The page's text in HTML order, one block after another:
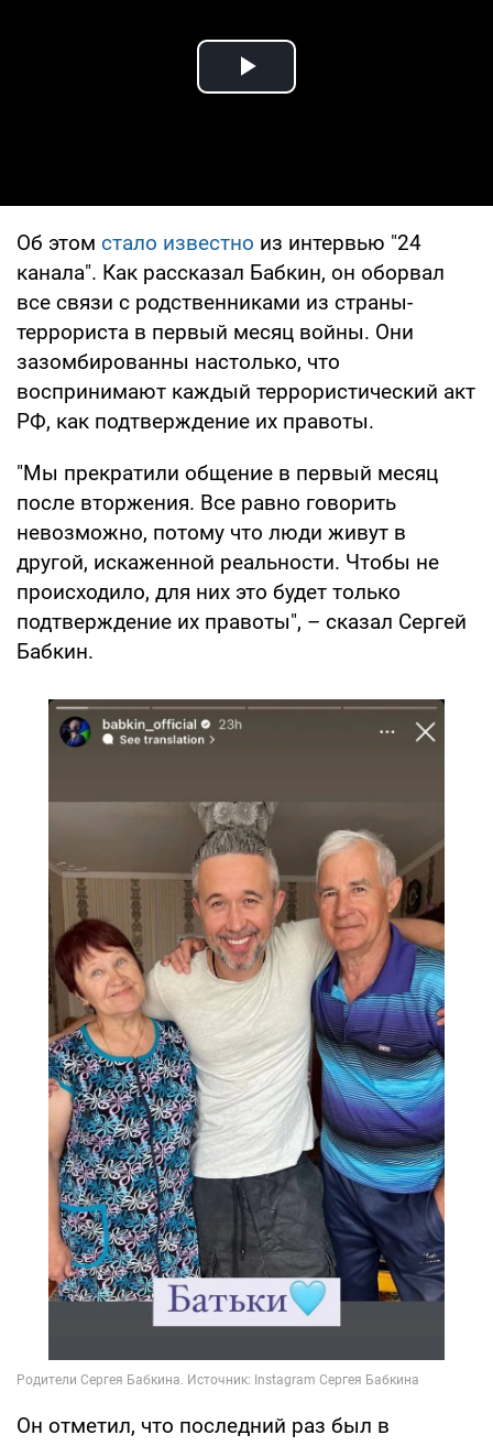
Play Video
Об этом стало известно из интервью "24
канала". Как рассказал Бабкин, он оборвал
все связи с родственниками из страны-
террориста в первый месяц войны. Они
зазомбированны настолько, что
воспринимают каждый террористический акт
РФ, как подтверждение их правоты.
"Мы прекратили общение в первый месяц
после вторжения. Все равно говорить
невозможно, потому что люди живут в
другой, искаженной реальности. Чтобы не
происходило, для них это будет только
подтверждение их правоты", – сказал Сергей
Бабкин.
Он отметил, что последний раз был в